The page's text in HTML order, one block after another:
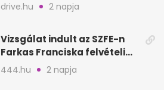
drive.hu 2 napja
Vizsgálat indult az SZFE-n
Farkas Franciska felvételi
videója után
444.hu 2 napja